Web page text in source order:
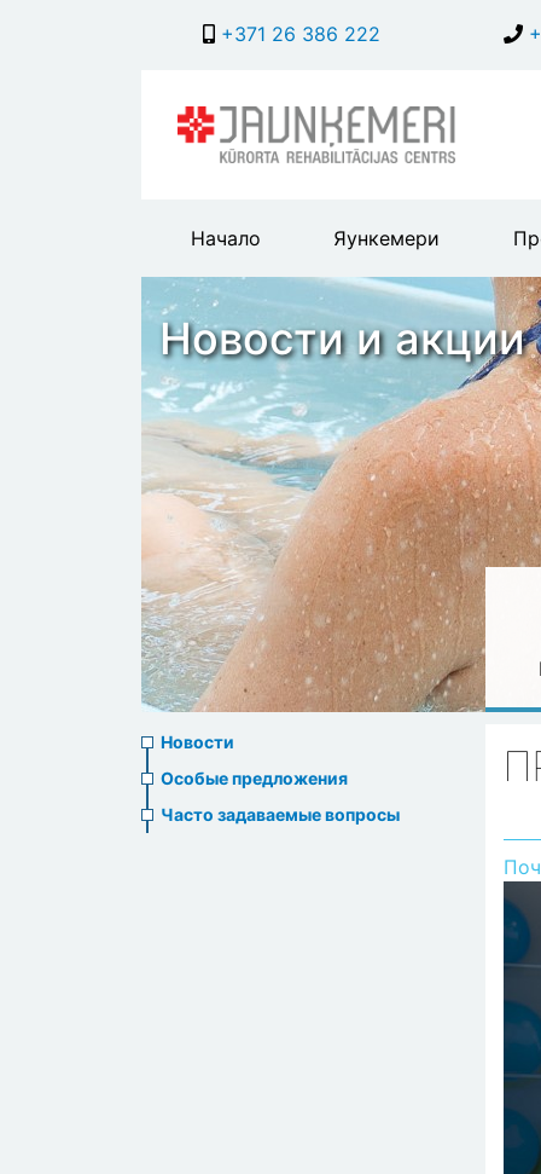
+371 26 386 222
Main
header
menu
Начало Яункемери
Новости и акции
News
menu
Новости
Особые предложения
Часто задаваемые вопросы